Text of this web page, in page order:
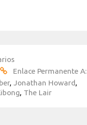
Enlace Permanente A:
, Jonathan Howard,
, The Lair